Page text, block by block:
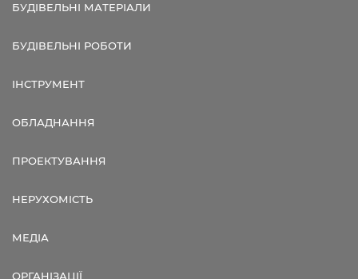
БУДІВЕЛЬНІ МАТЕРІАЛИ
БУДІВЕЛЬНІ РОБОТИ
ІНСТРУМЕНТ
ОБЛАДНАННЯ
ПРОЕКТУВАННЯ
НЕРУХОМІСТЬ
МЕДІА
ОРГАНІЗАЦІЇ